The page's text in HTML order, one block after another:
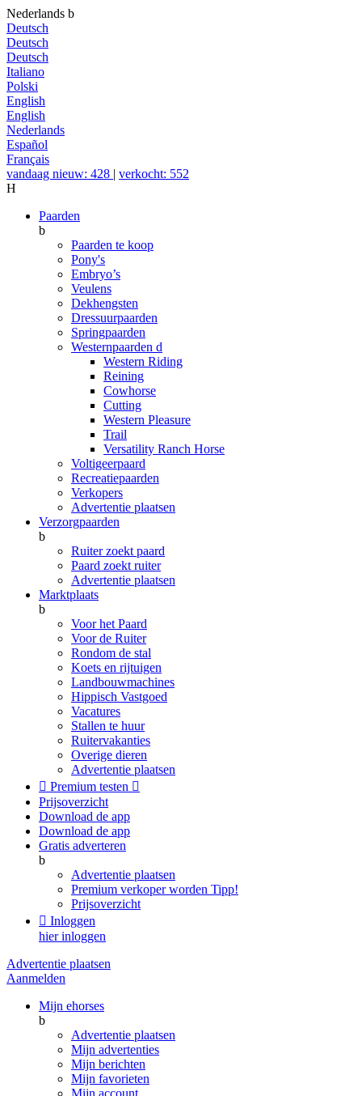
Nederlands b
Deutsch
Deutsch
Deutsch
Italiano
Polski
English
English
Nederlands
Español
Français
vandaag nieuw: 428 | verkocht: 552
H
Paarden
b
Paarden te koop
Pony's
Embryo’s
Veulens
Dekhengsten
Dressuurpaarden
Springpaarden
Westernpaarden d
Western Riding
Reining
Cowhorse
Cutting
Western Pleasure
Trail
Versatility Ranch Horse
Voltigeerpaard
Recreatiepaarden
Verkopers
Advertentie plaatsen
Verzorgpaarden
b
Ruiter zoekt paard
Paard zoekt ruiter
Advertentie plaatsen
Marktplaats
b
Voor het Paard
Voor de Ruiter
Rondom de stal
Koets en rijtuigen
Landbouwmachines
Hippisch Vastgoed
Vacatures
Stallen te huur
Ruitervakanties
Overige dieren
Advertentie plaatsen
 Premium testen 
Prijsoverzicht
Download de app
Download de app
Gratis adverteren
b
Advertentie plaatsen
Premium verkoper worden Tipp!
Prijsoverzicht
 Inloggen
hier inloggen
Advertentie plaatsen
Aanmelden
Mijn ehorses
b
Advertentie plaatsen
Mijn advertenties
Mijn berichten
Mijn favorieten
Mijn account